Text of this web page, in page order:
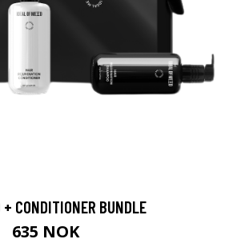
+ CONDITIONER BUNDLE
635 NOK